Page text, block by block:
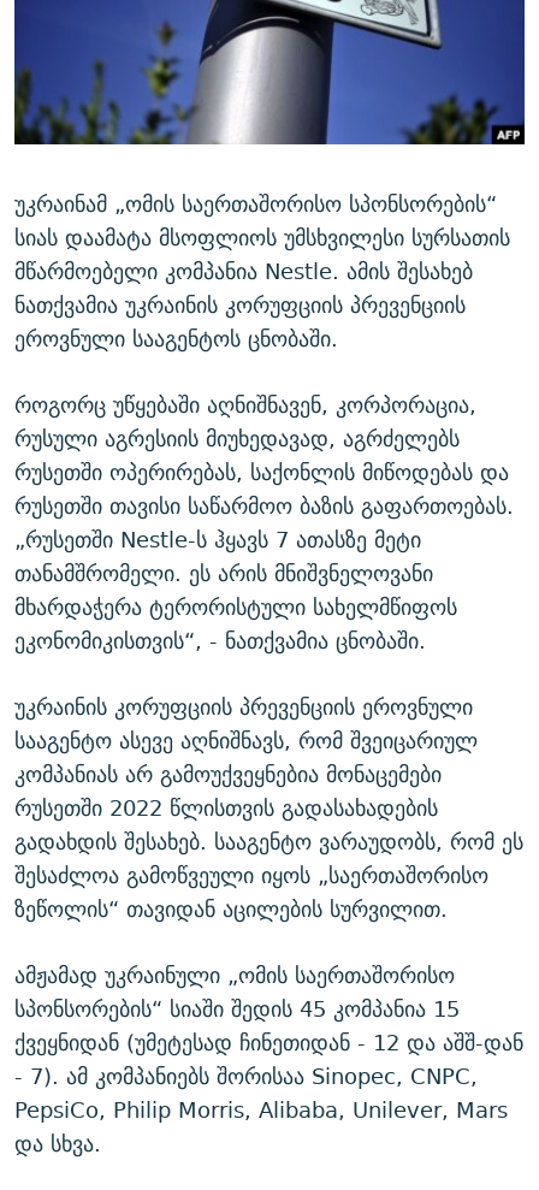
ᲛᲝᲚᲐᲞᲐᲠᲐᲙᲔ ᲢᲔᲥᲡᲢᲔᲑᲘ
ᲨᲘᲜ - ᲣᲪᲮᲝᲔᲗᲨᲘ
ᲚᲘᲢᲔᲠᲐᲢᲣᲠᲣᲚᲘ ᲬᲐᲮᲜᲐᲒᲔᲑᲘ
ᲐᲛᲔᲠᲘᲙᲣᲚᲘ ᲛᲝᲗᲮᲠᲝᲑᲐ
ᲘᲛᲞᲔᲠᲘᲐ ᲓᲐ ᲠᲐᲓᲘᲝ
ᲩᲔᲛᲘ ᲡᲘᲙᲕᲓᲘᲚᲘᲡ ᲛᲘᲖᲔᲖᲘᲐ COVID-19
11 ᲬᲔᲚᲘ - 11 ᲐᲛᲑᲐᲕᲘ
ᲡᲐᲞᲐᲠᲚᲐᲛᲔᲜᲢᲝ ᲐᲠᲩᲔᲕᲜᲔᲑᲘᲡ ᲘᲡᲢᲝᲠᲘᲐ
ᲑᲐᲕᲨᲕᲔᲑᲘ ᲞᲠᲝᲡᲢᲘᲢᲣᲪᲘᲐᲨᲘ - ᲐᲛᲝᲣᲗᲥᲛᲔᲚᲘ ᲐᲛᲑᲐᲕᲘ
5 ᲐᲛᲑᲐᲕᲘ - 20 ᲘᲕᲜᲘᲡᲡ ᲓᲐᲨᲐᲕᲔᲑᲣᲚᲔᲑᲘ
ᲐᲒᲕᲘᲡᲢᲝᲡ ᲝᲛᲘ
ПРИВЕТ ᲙᲣᲚᲢᲣᲠᲐ
რთე/რთ-ის ყველა საიტი
უკრაინამ „ომის საერთაშორისო სპონსორების“
სიას დაამატა მსოფლიოს უმსხვილესი სურსათის
მწარმოებელი კომპანია Nestle. ამის შესახებ
ნათქვამია უკრაინის კორუფციის პრევენციის
ეროვნული სააგენტოს ცნობაში.
როგორც უწყებაში აღნიშნავენ, კორპორაცია,
რუსული აგრესიის მიუხედავად, აგრძელებს
რუსეთში ოპერირებას, საქონლის მიწოდებას და
რუსეთში თავისი საწარმოო ბაზის გაფართოებას.
„რუსეთში Nestle-ს ჰყავს 7 ათასზე მეტი
თანამშრომელი. ეს არის მნიშვნელოვანი
მხარდაჭერა ტერორისტული სახელმწიფოს
ეკონომიკისთვის“, - ნათქვამია ცნობაში.
უკრაინის კორუფციის პრევენციის ეროვნული
სააგენტო ასევე აღნიშნავს, რომ შვეიცარიულ
კომპანიას არ გამოუქვეყნებია მონაცემები
რუსეთში 2022 წლისთვის გადასახადების
გადახდის შესახებ. სააგენტო ვარაუდობს, რომ ეს
შესაძლოა გამოწვეული იყოს „საერთაშორისო
ზეწოლის“ თავიდან აცილების სურვილით.
ამჟამად უკრაინული „ომის საერთაშორისო
სპონსორების“ სიაში შედის 45 კომპანია 15
ქვეყნიდან (უმეტესად ჩინეთიდან - 12 და აშშ-დან
- 7). ამ კომპანიებს შორისაა Sinopec, CNPC,
PepsiCo, Philip Morris, Alibaba, Unilever, Mars
და სხვა.